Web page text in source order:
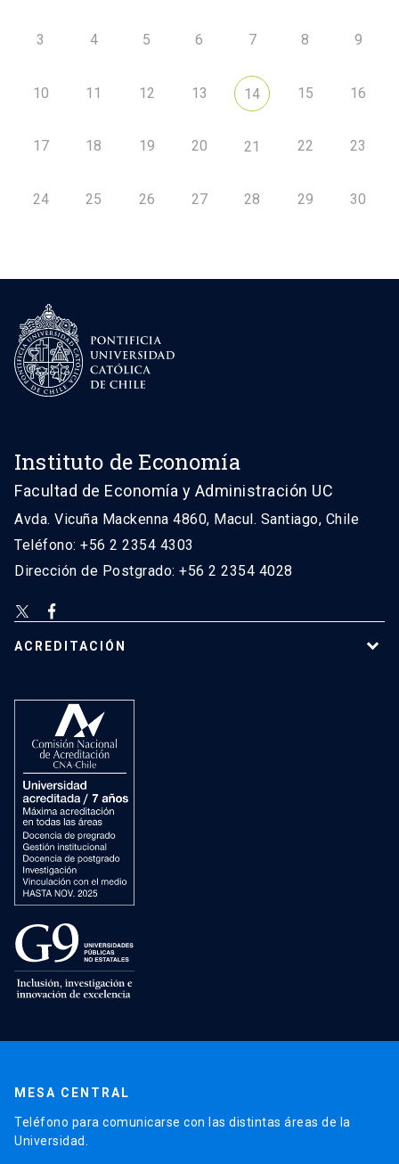
3 4 5 6 7 8 9
10 11 12 13 14 15 16
17 18 19 20 21 22 23
24 25 26 27 28 29 30
Instituto de Economía
Facultad de Economía y Administración UC
Avda. Vicuña Mackenna 4860, Macul. Santiago, Chile
Teléfono: +56 2 2354 4303
Dirección de Postgrado: +56 2 2354 4028
ACREDITACIÓN
MESA CENTRAL
Teléfono para comunicarse con las distintas áreas de la
Universidad.